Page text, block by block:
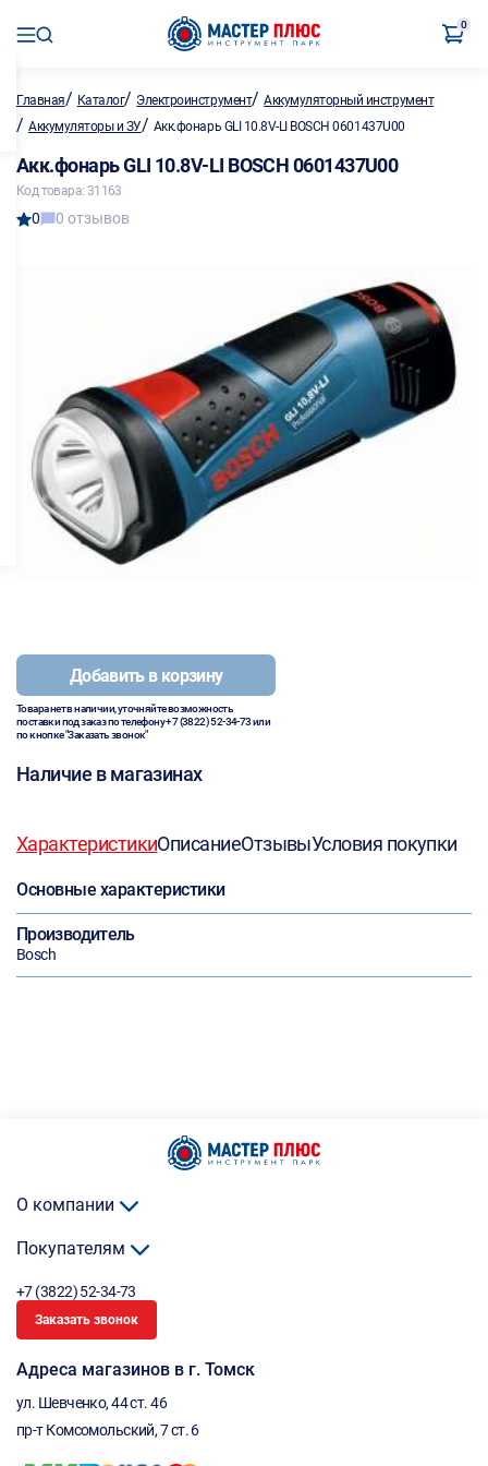
0
Главная/ Каталог/ Электроинструмент/Аккумуляторный инструмент
/ Аккумуляторы и ЗУ/ Акк.фонарь GLI 10.8V-LI BOSCH 0601437U00
Акк.фонарь GLI 10.8V-LI BOSCH 0601437U00
Код товара: 31163
0 0 отзывов
Добавить в корзину
Товара нет в наличии, уточняйте возможность
поставки под заказ по телефону+7 (3822) 52-34-73или
по кнопке "Заказать звонок"
Наличие в магазинах
ХарактеристикиОписаниеОтзывыУсловия покупки
Основные характеристики
Производитель
Bosch
О компании
Покупателям
+7 (3822) 52-34-73
Заказать звонок
Адреса магазинов в г. Томск
ул. Шевченко, 44 ст. 46
пр-т Комсомольский, 7 ст. 6